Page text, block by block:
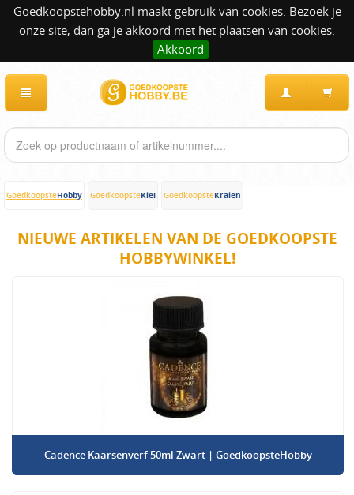
Goedkoopstehobby.nl maakt gebruik van cookies. Bezoek je
onze site, dan ga je akkoord met het plaatsen van cookies.
Akkoord
GoedkoopsteHobby GoedkoopsteKlei GoedkoopsteKralen
NIEUWE ARTIKELEN VAN DE GOEDKOOPSTE
HOBBYWINKEL!
Cadence Kaarsenverf 50ml Zwart | GoedkoopsteHobby